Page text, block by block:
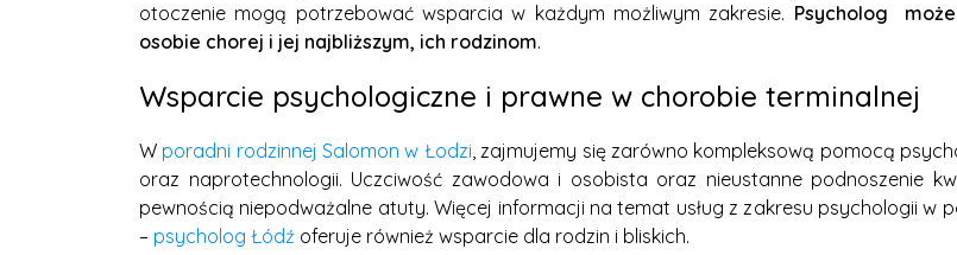
otoczenie mogą potrzebować wsparcia w każdym możliwym zakresie. Psycholog
osobie chorej i jej najbliższym, ich rodzinom.
Wsparcie psychologiczne i prawne w chorobie terminalnej
W poradni rodzinnej Salomon w Łodzi, zajmujemy się zarówno kompleksową pomocą
oraz naprotechnologii. Uczciwość zawodowa i osobista oraz nieustanne podnoszenie
pewnością niepodważalne atuty. Więcej informacji na temat usług z zakresu psychologii w
– psycholog Łódź oferuje również wsparcie dla rodzin i bliskich.